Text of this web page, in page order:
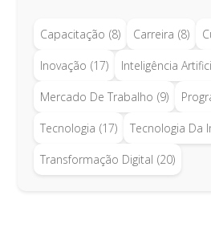
Capacitação (8) Carreira (8)
Inovação (17) Inteligência
Mercado De Trabalho (9)
Tecnologia (17) Tecnologia Da
Transformação Digital (20)